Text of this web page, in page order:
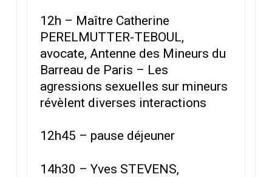
12h – Maître Catherine
PERELMUTTER-TEBOUL,
avocate, Antenne des Mineurs du
Barreau de Paris – Les
agressions sexuelles sur mineurs
révèlent diverses interactions
12h45 – pause déjeuner
14h30 – Yves STEVENS,